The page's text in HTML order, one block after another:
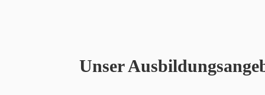
Unser